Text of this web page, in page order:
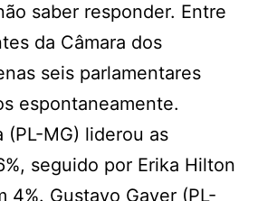
saber responder. Entre
da Câmara dos
seis parlamentares
espontaneamente.
(PL-MG) liderou as
seguido por Erika Hilton
4%. Gustavo Gayer (PL-